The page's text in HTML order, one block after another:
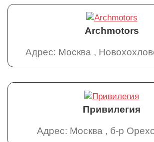
Archmotors
Адрес: Москва ,
Привилегия
Адрес: Москва , б-р